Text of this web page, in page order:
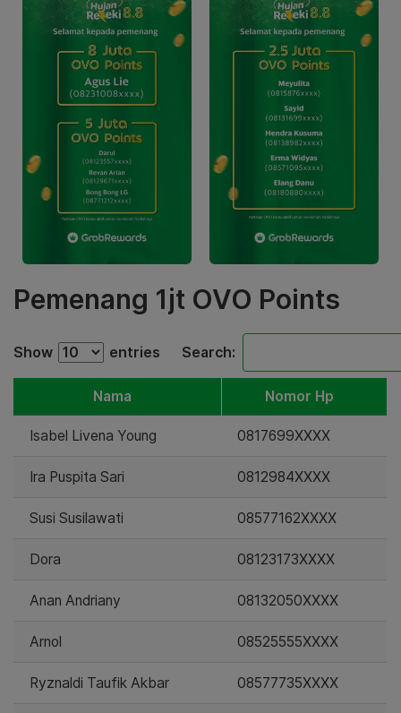
Pemenang 1jt OVO Points
Show entries Search:
Nama Nomor Hp
Isabel Livena Young 0817699XXXX
Ira Puspita Sari 0812984XXXX
Susi Susilawati 08577162XXXX
Dora 08123173XXXX
Anan Andriany 08132050XXXX
Arnol 08525555XXXX
Ryznaldi Taufik Akbar 08577735XXXX